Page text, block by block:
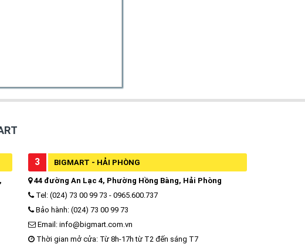
3 BIGMART - HẢI PHÒNG
44 đường An Lạc 4, Phường Hồng Bàng, Hải Phòng
Tel: (024) 73 00 99 73 - 0965.600.737
Bảo hành: (024) 73 00 99 73
Email: info@bigmart.com.vn
Thời gian mở cửa: Từ 8h-17h từ T2 đến sáng T7